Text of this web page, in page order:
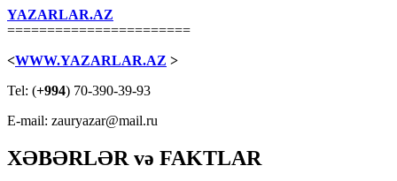
YAZARLAR.AZ
=======================
<WWW.YAZARLAR.AZ >
Tel: (+994) 70-390-39-93
E-mail: zauryazar@mail.ru
XƏBƏRLƏR və FAKTLAR